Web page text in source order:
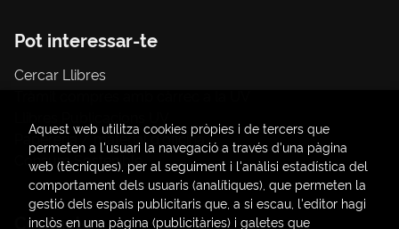
Pot interessar-te
Cercar Llibres
Papereria / material d'oficina
Consum Sostenible
Contacte
Aquest web utilitza cookies pròpies i de tercers que
permeten a l'usuari la navegació a través d'una pàgina
web (tècniques), per al seguiment i l'anàlisi estadística del
comportament dels usuaris (analítiques), que permeten la
gestió dels espais publicitaris que, a si escau, l'editor hagi
inclòs en una pàgina (publicitàries) i galetes que